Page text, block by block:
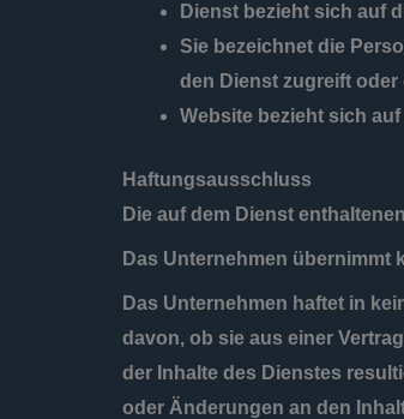
Dienst bezieht sich auf
Sie bezeichnet die
den Dienst zugreift
Website bezieht sich
Haftungsausschluss
Die auf dem Dienst
Das Unternehmen übernimmt
Das Unternehmen haftet in
davon, ob sie aus einer
der Inhalte des Dienstes
oder Änderungen an den